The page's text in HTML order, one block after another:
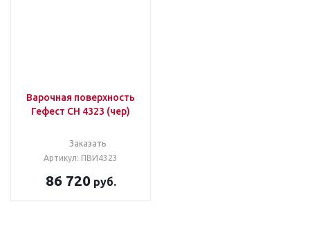
Варочная поверхность
Гефест СН 4323 (чер)
Заказать
Артикул: ПВИ4323
86 720руб.